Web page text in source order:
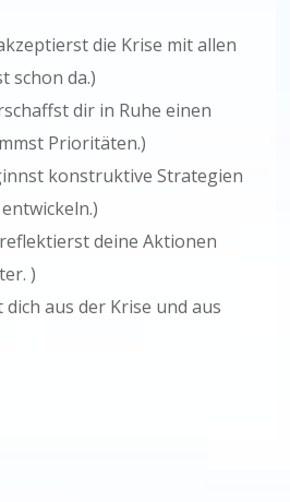
die Krise mit allen
schon da.)
dir in Ruhe einen
Prioritäten.)
konstruktive Strategien
deine Aktionen
)
aus der Krise und aus